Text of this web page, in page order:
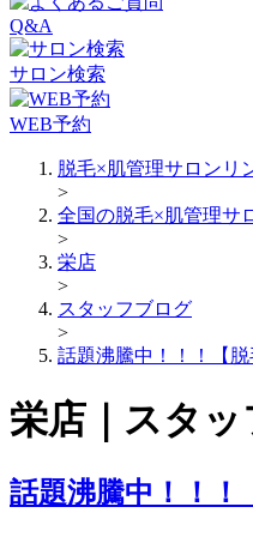
Q&A
サロン検索
WEB予約
脱毛×肌管理サロンリ
>
全国の脱毛×肌管理サ
>
栄店
>
スタッフブログ
>
話題沸騰中！！！【脱
栄店｜スタ
話題沸騰中！！